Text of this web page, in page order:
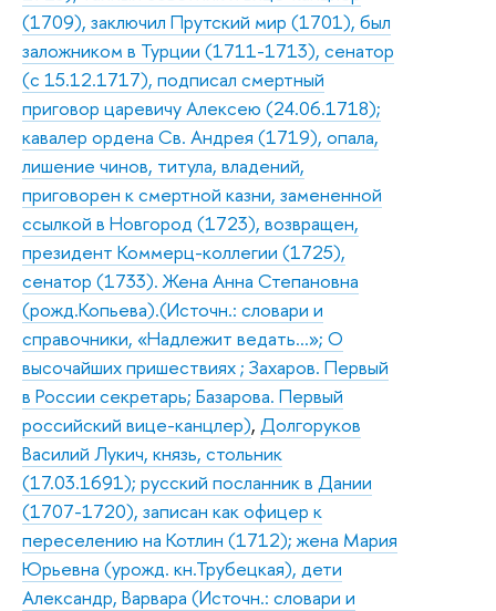
(1709), заключил Прутский мир (1701), был
заложником в Турции (1711-1713), сенатор
(с 15.12.1717), подписал смертный
приговор царевичу Алексею (24.06.1718);
кавалер ордена Св. Андрея (1719), опала,
лишение чинов, титула, владений,
приговорен к смертной казни, замененной
ссылкой в Новгород (1723), возвращен,
президент Коммерц-коллегии (1725),
сенатор (1733). Жена Анна Степановна
(рожд.Копьева).(Источн.: словари и
справочники, «Надлежит ведать…»; О
высочайших пришествиях ; Захаров. Первый
в России секретарь; Базарова. Первый
российский вице-канцлер), Долгоруков
Василий Лукич, князь, стольник
(17.03.1691); русский посланник в Дании
(1707-1720), записан как офицер к
переселению на Котлин (1712); жена Мария
Юрьевна (урожд. кн.Трубецкая), дети
Александр, Варвара (Источн.: словари и